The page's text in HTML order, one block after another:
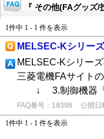
『 その他(FAグッズ
1件中 1 - 1 件を表示
MELSEC-Kシリー
MELSEC-Kシリ
三菱電機FAサイ
↓ 3.制御機器「
FAQ番号：19398 公開日
1件中 1 - 1 件を表示